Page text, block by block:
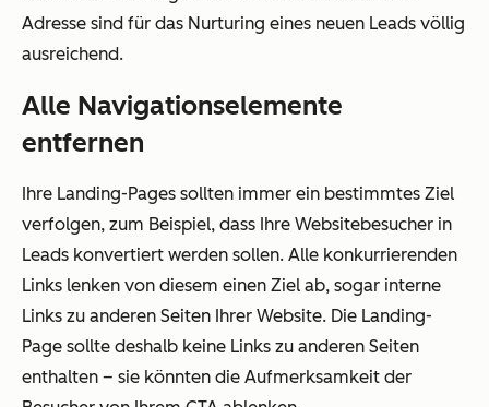
Adresse sind für das Nurturing eines neuen Leads völlig
ausreichend.
Alle Navigationselemente
entfernen
Ihre Landing-Pages sollten immer ein bestimmtes Ziel
verfolgen, zum Beispiel, dass Ihre Websitebesucher in
Leads konvertiert werden sollen. Alle konkurrierenden
Links lenken von diesem einen Ziel ab, sogar interne
Links zu anderen Seiten Ihrer Website. Die Landing-
Page sollte deshalb keine Links zu anderen Seiten
enthalten – sie könnten die Aufmerksamkeit der